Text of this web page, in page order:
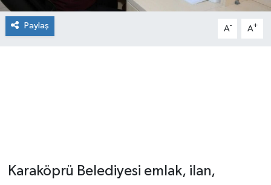
Paylaş A- A+
Karaköprü Belediyesi emlak, ilan,